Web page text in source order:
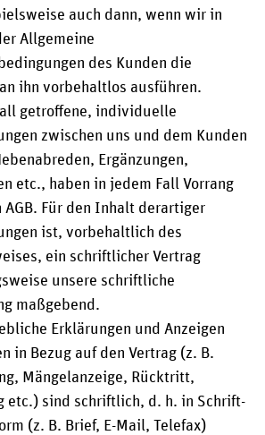
auch dann, wenn wir in
Allgemeine
des Kunden die
ihn vorbehaltlos ausführen.
getroffene, individuelle
zwischen uns und dem Kunden
Ergänzungen,
etc., haben in jedem Fall Vorrang
AGB. Für den Inhalt derartiger
ist, vorbehaltlich des
ein schriftlicher Vertrag
unsere schriftliche
maßgebend.
Erklärungen und Anzeigen
in Bezug auf den Vertrag (z. B.
Mängelanzeige, Rücktritt,
etc.) sind schriftlich, d. h. in Schrift-
(z. B. Brief, E-Mail, Telefax)